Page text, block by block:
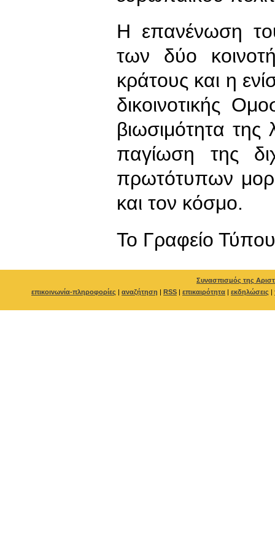
Η επανένωση
των δύο
κράτους και η
δικοινοτικής
βιωσιμότητα
παγίωση της
πρωτότυπων
και τον κόσμο.
To Γραφείο Τύπου
Συνασπισμός της
επικοινωνία-πληροφορίες | αναζήτηση | RSS | επικαιρότητα | εκδηλώσεις |